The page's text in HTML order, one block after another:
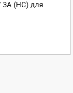
3A (HC) для